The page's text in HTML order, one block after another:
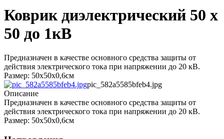
Коврик диэлектрический 50 х
50 до 1кВ
Предназначен в качестве основного средства защиты от
действия электрического тока при напряжении до 20 кВ.
Размер: 50х50х0,6см
pic_582a5585bfeb4.jpg
Описание
Предназначен в качестве основного средства защиты от
действия электрического тока при напряжении до 20 кВ.
Размер: 50х50х0,6см